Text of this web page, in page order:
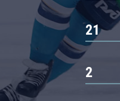
21
2